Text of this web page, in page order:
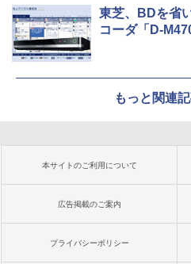
東芝、BDを省
コーダ「D-
もっと関連
本サイトのご利用について
広告掲載のご案内
プライバシーポリシー